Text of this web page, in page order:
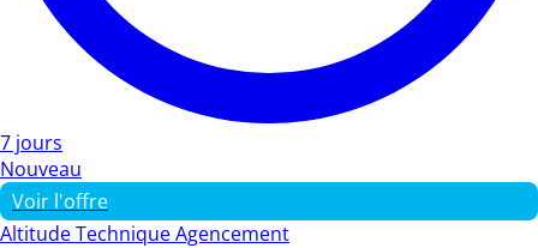
7 jours
Nouveau
Voir l'offre
Altitude Technique Agencement